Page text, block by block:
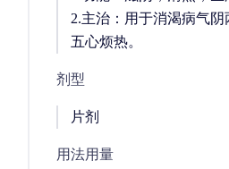
2.主治：用于消渴病气
五心烦热。
剂型
片剂
用法用量